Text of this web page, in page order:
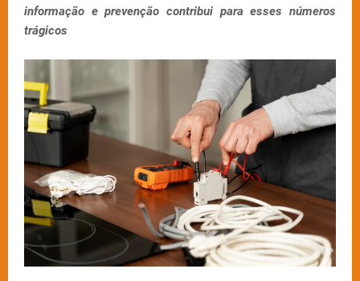
informação e prevenção contribui para esses números
trágicos